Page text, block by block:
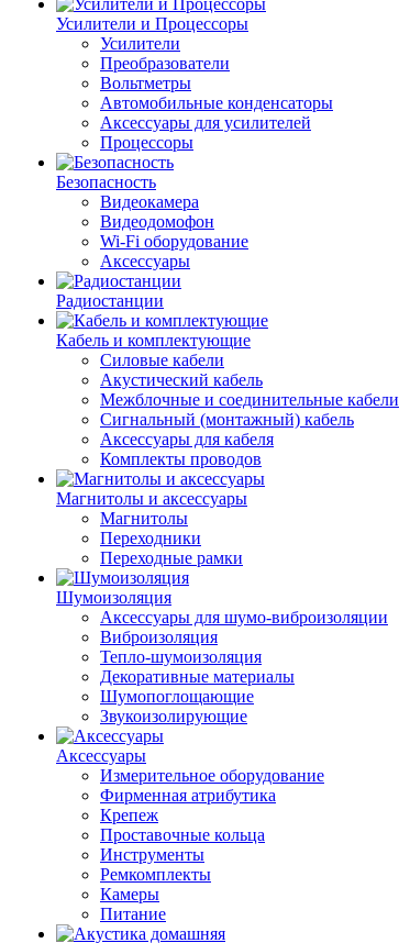
Усилители и Процессоры
Усилители
Преобразователи
Вольтметры
Автомобильные конденсаторы
Аксессуары для усилителей
Процессоры
Безопасность
Видеокамера
Видеодомофон
Wi-Fi оборудование
Аксессуары
Радиостанции
Кабель и комплектующие
Силовые кабели
Акустический кабель
Межблочные и соединительные кабели
Сигнальный (монтажный) кабель
Аксессуары для кабеля
Комплекты проводов
Магнитолы и аксессуары
Магнитолы
Переходники
Переходные рамки
Шумоизоляция
Аксессуары для шумо-виброизоляции
Виброизоляция
Тепло-шумоизоляция
Декоративные материалы
Шумопоглощающие
Звукоизолирующие
Аксессуары
Измерительное оборудование
Фирменная атрибутика
Крепеж
Проставочные кольца
Инструменты
Ремкомплекты
Камеры
Питание